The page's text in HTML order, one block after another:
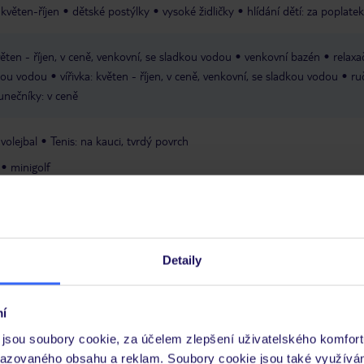
Detaily
soubory cookie, za účelem zlepšení uživatelského
obsahu a reklam. Soubory cookie jsou také
říjen dětské postýlky vysoké židličky hlídání dětí: za poplatek
- říjen, v ceně, venkovní, se sladkou vodou venkovní bazén
vodou
vířivka: květen - říjen, v ceně, venkovní, se sladkou vodou
v ceně
Tenis: na kauci, tvrdý povrch
minigolf
večerních hodinách
Wi-Fi: v celém hotelu